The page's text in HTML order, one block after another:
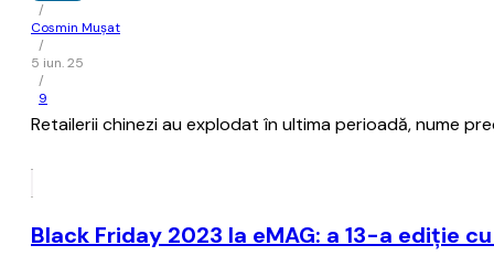
/
Cosmin Mușat
/
5 iun. 25
/
9
Retailerii chinezi au explodat în ultima perioadă, nume
Black Friday 2023 la eMAG: a 13-a ediție